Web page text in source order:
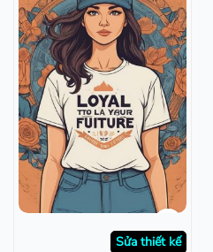
Sửa thiết kế